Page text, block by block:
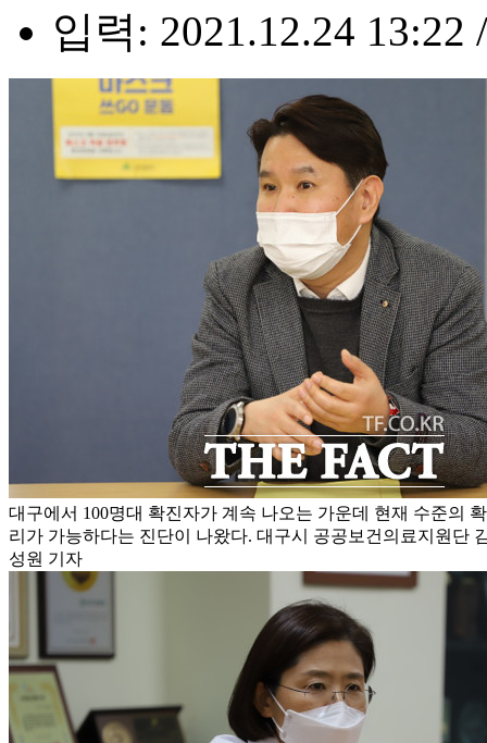
입력: 2021.12.24 13:22
대구에서 100명대 확진자가 계속 나오는 가운데 현재 수준의
리가 가능하다는 진단이 나왔다. 대구시 공공보건의료지원단
성원 기자